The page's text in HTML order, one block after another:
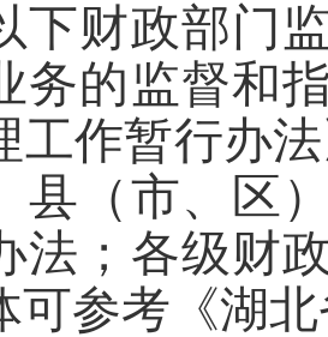
下财政部门
务的监督和
工作暂行办
县（市、区
法；各级财
可参考《湖